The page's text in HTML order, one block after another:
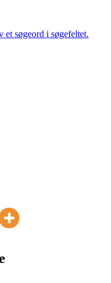
et søgeord i søgefeltet.